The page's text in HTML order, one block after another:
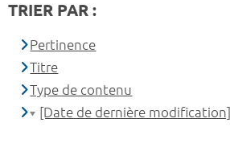
TRIER PAR :
Pertinence
Titre
Type de contenu
[Date de dernière modification]